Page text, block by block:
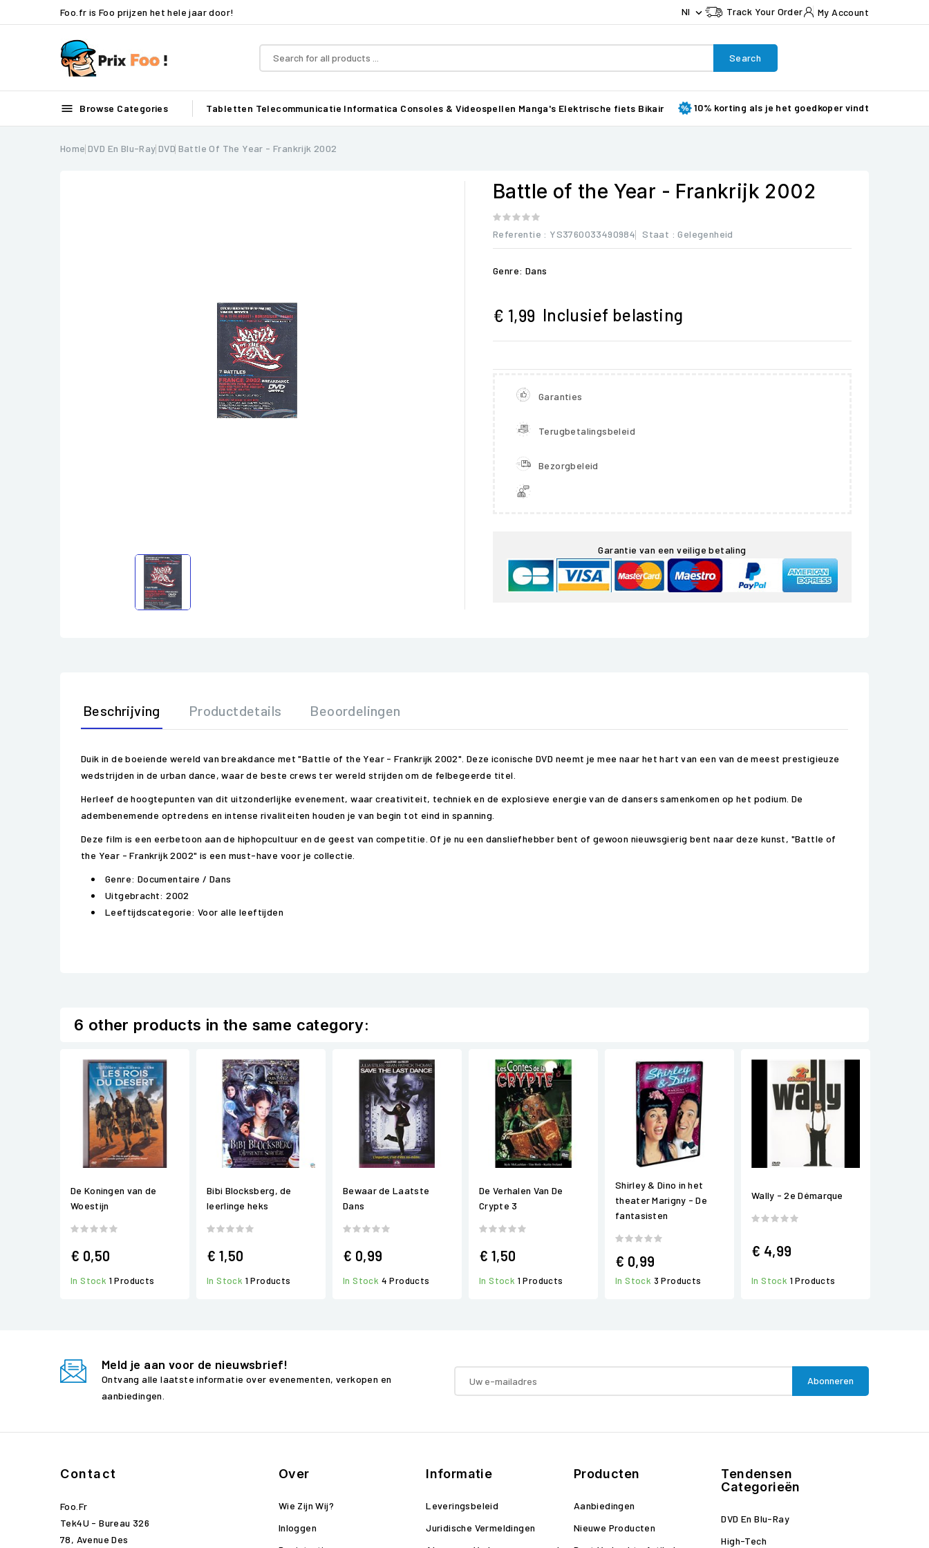
Foo.fr is Foo prijzen het hele jaar door! Nl  Track Your Order My Account
Search
 Browse Categories Tabletten Telecommunicatie Informatica Consoles & Videospellen Manga's Elektrische fiets Bikair 10% korting als je het goedkoper vindt
Home DVD En Blu-Ray DVD Battle Of The Year - Frankrijk 2002
Battle of the Year - Frankrijk 2002
Referentie : YS3760033490984 Staat : Gelegenheid
Genre: Dans
€ 1,99 Inclusief belasting
Garanties
Terugbetalingsbeleid
Bezorgbeleid
Garantie van een veilige betaling
Beschrijving Productdetails Beoordelingen
Duik in de boeiende wereld van breakdance met "Battle of the Year - Frankrijk 2002". Deze iconische DVD neemt je mee naar het hart van een van de meest prestigieuze
wedstrijden in de urban dance, waar de beste crews ter wereld strijden om de felbegeerde titel.
Herleef de hoogtepunten van dit uitzonderlijke evenement, waar creativiteit, techniek en de explosieve energie van de dansers samenkomen op het podium. De
adembenemende optredens en intense rivaliteiten houden je van begin tot eind in spanning.
Deze film is een eerbetoon aan de hiphopcultuur en de geest van competitie. Of je nu een dansliefhebber bent of gewoon nieuwsgierig bent naar deze kunst, "Battle of
the Year - Frankrijk 2002" is een must-have voor je collectie.
Genre: Documentaire / Dans
Uitgebracht: 2002
Leeftijdscategorie: Voor alle leeftijden
6 other products in the same category:
De Koningen van de
Woestijn
€ 0,50
In Stock 1 Products
Bibi Blocksberg, de
leerlinge heks
€ 1,50
In Stock 1 Products
Bewaar de Laatste
Dans
€ 0,99
In Stock 4 Products
De Verhalen Van De
Crypte 3
€ 1,50
In Stock 1 Products
Shirley & Dino in het
theater Marigny - De
fantasisten
€ 0,99
In Stock 3 Products
Wally - 2e Démarque
€ 4,99
In Stock 1 Products
Meld je aan voor de nieuwsbrief!
Ontvang alle laatste informatie over evenementen, verkopen en
aanbiedingen.
Contact
Foo.fr
Tek4U - Bureau 326
78, Avenue Des
Over
Wie Zijn Wij?
Inloggen
Informatie
Leveringsbeleid
Juridische Vermeldingen
Producten
Aanbiedingen
Nieuwe Producten
Tendensen
Categorieën
DVD En Blu-Ray
High-Tech